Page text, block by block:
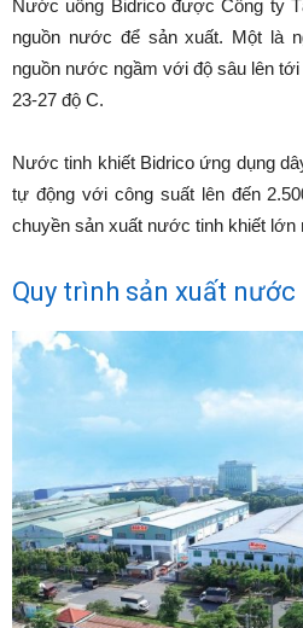
Nước uống Bidrico được Công ty
nguồn nước để sản xuất. Một là
nguồn nước ngầm với độ sâu lên
23-27 độ C.
Nước tinh khiết Bidrico ứng dụng
tự động với công suất lên đến
chuyền sản xuất nước tinh khiết lớn
Quy trình sản xuất